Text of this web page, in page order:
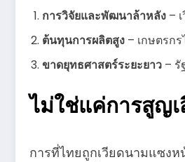
การวิจัยและพัฒนาล้าหลัง –
ต้นทุนการผลิตสูง – เกษตรก
ขาดยุทธศาสตร์ระยะยาว –
ไม่ใช่แค่การสูญ
การที่ไทยถูกเวียดนามแซงห